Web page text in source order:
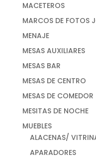
MACETEROS
MARCOS DE FOTOS
MENAJE
MESAS AUXILIARES
MESAS BAR
MESAS DE CENTRO
MESAS DE COMEDOR
MESITAS DE NOCHE
MUEBLES
ALACENAS/
APARADORES